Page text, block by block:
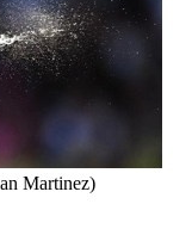
Martinez)